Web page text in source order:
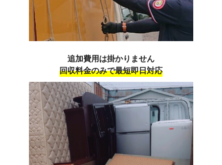
追加費用は掛かりません
回収料金のみで最短即日対応